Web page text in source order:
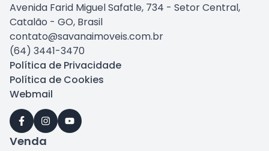
Avenida Farid Miguel Safatle, 734 - Setor Central,
Catalão - GO, Brasil
contato@savanaimoveis.com.br
(64) 3441-3470
Política de Privacidade
Política de Cookies
Webmail
Venda